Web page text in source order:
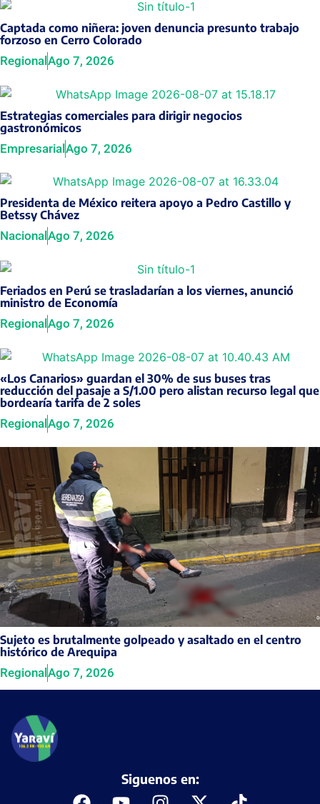
Captada como niñera: joven denuncia presunto trabajo
forzoso en Cerro Colorado
Regional Ago 7, 2026
Estrategias comerciales para dirigir negocios
gastronómicos
EmpresarialAgo 7, 2026
Presidenta de México reitera apoyo a Pedro Castillo y
Betssy Chávez
Nacional Ago 7, 2026
Feriados en Perú se trasladarían a los viernes, anunció
ministro de Economía
RegionalAgo 7, 2026
«Los Canarios» guardan el 30% de sus buses tras
reducción del pasaje a S/1.00 pero alistan recurso legal que
bordearía tarifa de 2 soles
RegionalAgo 7, 2026
Sujeto es brutalmente golpeado y asaltado en el centro
histórico de Arequipa
RegionalAgo 7, 2026
Siguenos en: